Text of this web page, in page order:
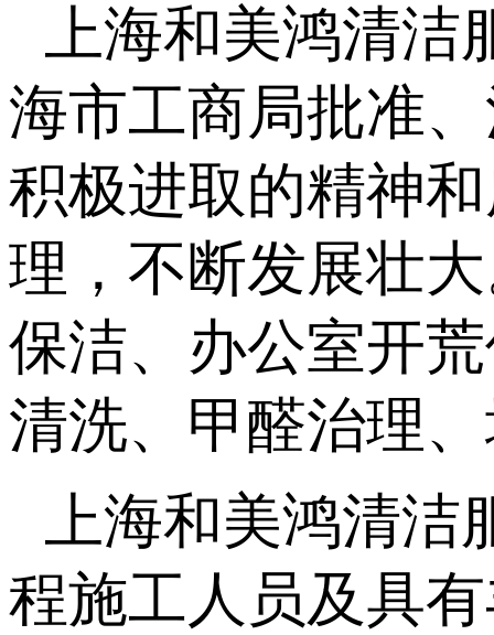
上海和美鸿清洁
海市工商局批准
积极进取的精神
理，不断发展壮
保洁、办公室开
清洗、甲醛治理
上海和美鸿清洁
程施工人员及具